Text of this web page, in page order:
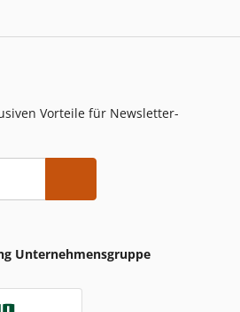
Vorteile für Newsletter-
Unternehmensgruppe